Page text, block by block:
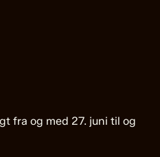
fra og med 27. juni til og